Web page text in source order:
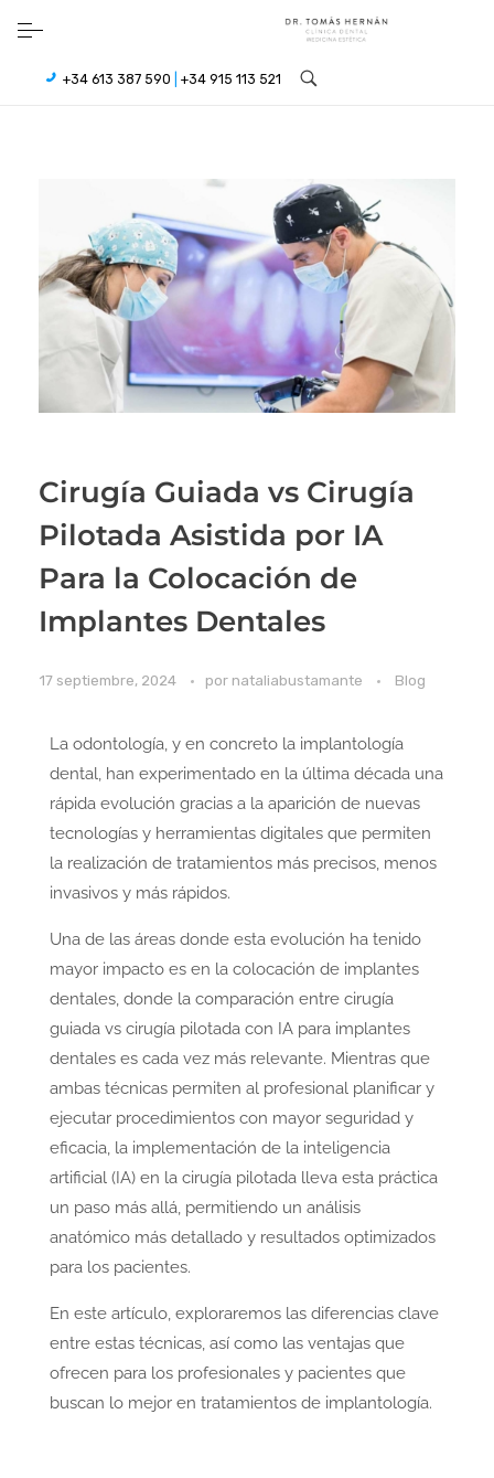
+34 613 387 590 +34 915 113 521
Cirugía Guiada vs Cirugía
Pilotada Asistida por IA
Para la Colocación de
Implantes Dentales
17 septiembre, 2024 por nataliabustamante Blog
La odontología, y en concreto la implantología
dental, han experimentado en la última década una
rápida evolución gracias a la aparición de nuevas
tecnologías y herramientas digitales que permiten
la realización de tratamientos más precisos, menos
invasivos y más rápidos.
Una de las áreas donde esta evolución ha tenido
mayor impacto es en la colocación de implantes
dentales, donde la comparación entre cirugía
guiada vs cirugía pilotada con IA para implantes
dentales es cada vez más relevante. Mientras que
ambas técnicas permiten al profesional planificar y
ejecutar procedimientos con mayor seguridad y
eficacia, la implementación de la inteligencia
artificial (IA) en la cirugía pilotada lleva esta práctica
un paso más allá, permitiendo un análisis
anatómico más detallado y resultados optimizados
para los pacientes.
En este artículo, exploraremos las diferencias clave
entre estas técnicas, así como las ventajas que
ofrecen para los profesionales y pacientes que
buscan lo mejor en tratamientos de implantología.